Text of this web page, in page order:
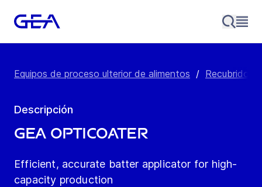
Equipos de proceso ulterior de alimentos / Recubridoras
Descripción
GEA OptiCoater
Efficient, accurate batter applicator for high-
capacity production